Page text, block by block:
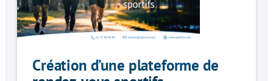
Création d’une plateforme de